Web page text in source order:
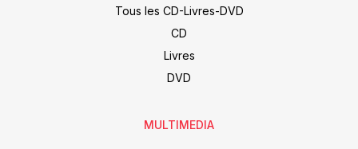
Tous les CD-Livres-DVD
CD
Livres
DVD
MULTIMEDIA